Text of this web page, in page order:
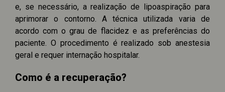
e, se necessário, a realização de lipoaspiração para
aprimorar o contorno. A técnica utilizada varia de
acordo com o grau de flacidez e as preferências do
paciente. O procedimento é realizado sob anestesia
geral e requer internação hospitalar.
Como é a recuperação?